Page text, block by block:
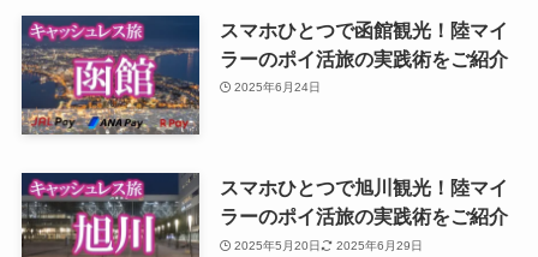
スマホひとつで函館観光！陸マイ
ラーのポイ活旅の実践術をご紹介
2025年6月24日
スマホひとつで旭川観光！陸マイ
ラーのポイ活旅の実践術をご紹介
2025年5月20日 2025年6月29日